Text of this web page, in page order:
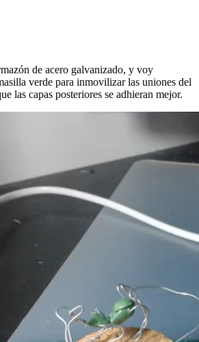
de acero galvanizado, y voy
verde para inmovilizar las uniones del
las capas posteriores se adhieran mejor.